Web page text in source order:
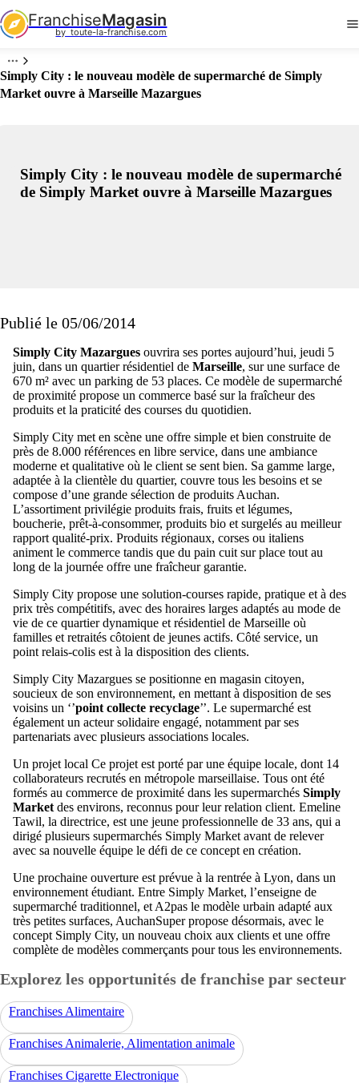
FranchiseMagasin
by  toute-la-franchise.com
Simply City : le nouveau modèle de supermarché de Simply
Market ouvre à Marseille Mazargues
Simply City : le nouveau modèle de supermarché
de Simply Market ouvre à Marseille Mazargues
Publié le 05/06/2014
Simply City Mazargues ouvrira ses portes aujourd’hui, jeudi 5
juin, dans un quartier résidentiel de Marseille, sur une surface de
670 m² avec un parking de 53 places. Ce modèle de supermarché
de proximité propose un commerce basé sur la fraîcheur des
produits et la praticité des courses du quotidien.
Simply City met en scène une offre simple et bien construite de
près de 8.000 références en libre service, dans une ambiance
moderne et qualitative où le client se sent bien. Sa gamme large,
adaptée à la clientèle du quartier, couvre tous les besoins et se
compose d’une grande sélection de produits Auchan.
L’assortiment privilégie produits frais, fruits et légumes,
boucherie, prêt-à-consommer, produits bio et surgelés au meilleur
rapport qualité-prix. Produits régionaux, corses ou italiens
animent le commerce tandis que du pain cuit sur place tout au
long de la journée offre une fraîcheur garantie.
Simply City propose une solution-courses rapide, pratique et à des
prix très compétitifs, avec des horaires larges adaptés au mode de
vie de ce quartier dynamique et résidentiel de Marseille où
familles et retraités côtoient de jeunes actifs. Côté service, un
point relais-colis est à la disposition des clients.
Simply City Mazargues se positionne en magasin citoyen,
soucieux de son environnement, en mettant à disposition de ses
voisins un ‘’point collecte recyclage’’. Le supermarché est
également un acteur solidaire engagé, notamment par ses
partenariats avec plusieurs associations locales.
Un projet local Ce projet est porté par une équipe locale, dont 14
collaborateurs recrutés en métropole marseillaise. Tous ont été
formés au commerce de proximité dans les supermarchés Simply
Market des environs, reconnus pour leur relation client. Emeline
Tawil, la directrice, est une jeune professionnelle de 33 ans, qui a
dirigé plusieurs supermarchés Simply Market avant de relever
avec sa nouvelle équipe le défi de ce concept en création.
Une prochaine ouverture est prévue à la rentrée à Lyon, dans un
environnement étudiant. Entre Simply Market, l’enseigne de
supermarché traditionnel, et A2pas le modèle urbain adapté aux
très petites surfaces, AuchanSuper propose désormais, avec le
concept Simply City, un nouveau choix aux clients et une offre
complète de modèles commerçants pour tous les environnements.
Explorez les opportunités de franchise par secteur
Franchises Alimentaire
Franchises Animalerie, Alimentation animale
Franchises Cigarette Electronique